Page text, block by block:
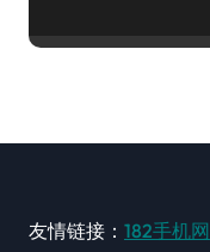
友情链接： 182手机网